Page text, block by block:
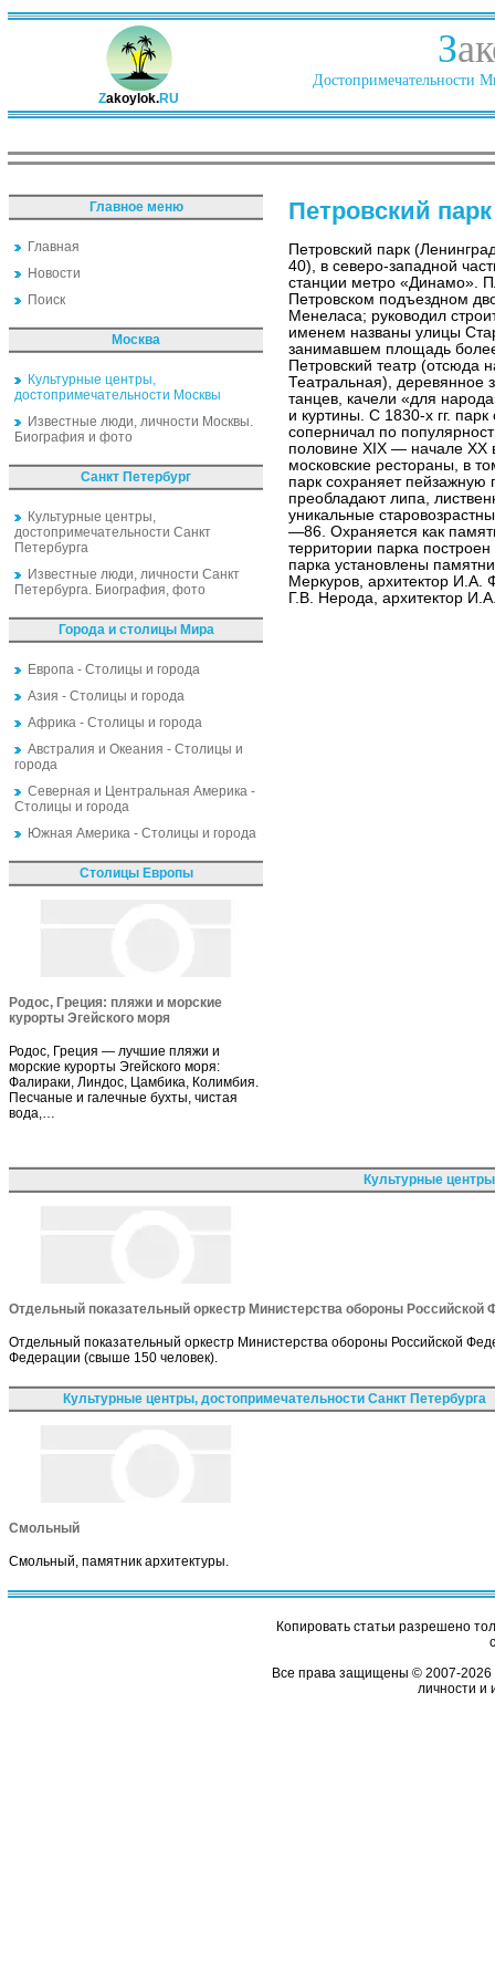
Zakoylok.RU
З
Достопримечательности
Главное меню
Главная
Новости
Поиск
Москва
Культурные центры,
достопримечательности Москвы
Известные люди, личности Москвы.
Биография и фото
Санкт Петербург
Культурные центры,
достопримечательности Санкт
Петербурга
Известные люди, личности Санкт
Петербурга. Биография, фото
Города и столицы Мира
Европа - Столицы и города
Азия - Столицы и города
Африка - Столицы и города
Австралия и Океания - Столицы и
города
Северная и Центральная Америка -
Столицы и города
Южная Америка - Столицы и города
Столицы Европы
Родос, Греция: пляжи и морские
курорты Эгейского моря
Родос, Греция — лучшие пляжи и
морские курорты Эгейского моря:
Фалираки, Линдос, Цамбика, Колимбия.
Песчаные и галечные бухты, чистая
вода,…
Петровский парк
Петровский парк
40), в северо-западной
станции метро «Динамо».
Петровском подъездном
Менеласа; руководил
именем названы улицы
занимавшем площадь
Петровский театр (отсюда
Театральная), деревянное
танцев, качели «для
и куртины. С 1830-х гг.
соперничал по
половине XIX — начале XX
московские рестораны, в
парк сохраняет
преобладают липа,
уникальные
—86. Охраняется как
территории парка
парка установлены
Меркуров, архитектор И.А.
Г.В. Нерода, архитектор
Культурные
Отдельный показательный оркестр Министерства обороны Российской
Отдельный показательный оркестр Министерства обороны Российской
Федерации (свыше 150 человек).
Культурные центры, достопримечательности Санкт Петербурга
Смольный
Смольный, памятник архитектуры.
Копировать статьи разрешено
Все права защищены © 2007-2026
личности и